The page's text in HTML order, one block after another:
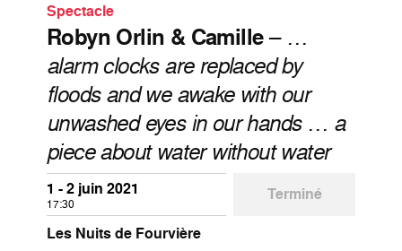
Spectacle
Robyn Orlin & Camille– …
alarm clocks are replaced by
floods and we awake with our
unwashed eyes in our hands … a
piece about water without water
1 - 2 juin 2021
17:30
Terminé
Les Nuits de Fourvière